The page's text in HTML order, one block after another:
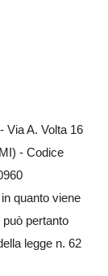
Via A. Volta 16
- Codice
quanto viene
pertanto
legge n. 62